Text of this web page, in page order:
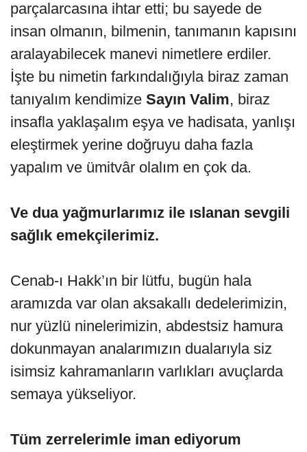
parçalarcasına ihtar etti; bu sayede de
insan olmanın, bilmenin, tanımanın kapısını
aralayabilecek manevi nimetlere erdiler.
İşte bu nimetin farkındalığıyla biraz zaman
tanıyalım kendimize Sayın Valim, biraz
insafla yaklaşalım eşya ve hadisata, yanlışı
eleştirmek yerine doğruyu daha fazla
yapalım ve ümitvâr olalım en çok da.
Ve dua yağmurlarımız ile ıslanan sevgili
sağlık emekçilerimiz.
Cenab-ı Hakk’ın bir lütfu, bugün hala
aramızda var olan aksakallı dedelerimizin,
nur yüzlü ninelerimizin, abdestsiz hamura
dokunmayan analarımızın dualarıyla siz
isimsiz kahramanların varlıkları avuçlarda
semaya yükseliyor.
Tüm zerrelerimle iman ediyorum